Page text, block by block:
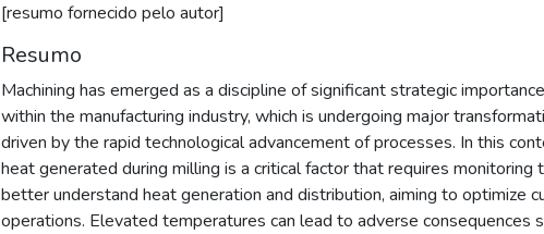
[resumo fornecido pelo autor]
Resumo
Machining has emerged as a discipline of significant strategic importance
within the manufacturing industry, which is undergoing major
driven by the rapid technological advancement of processes. In this
heat generated during milling is a critical factor that requires monitoring
better understand heat generation and distribution, aiming to optimize
operations. Elevated temperatures can lead to adverse consequences